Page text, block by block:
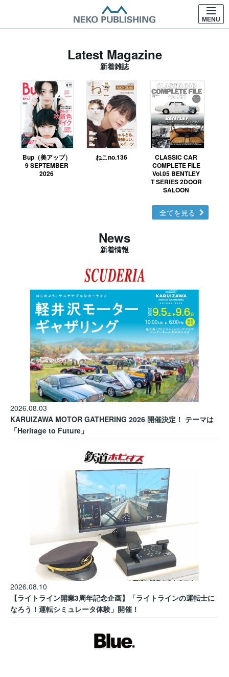
MENU
Latest Magazine
新着雑誌
Bup（美アップ）
9 SEPTEMBER
2026
ねこno.136
CLASSIC CAR
COMPLETE FILE
Vol.05 BENTLEY
T SERIES 2DOOR
SALOON
全てを見る
News
新着情報
2026.08.03
KARUIZAWA MOTOR GATHERING 2026 開催決定！ テーマは
「Heritage to Future」
2026.08.10
【ライトライン開業3周年記念企画】「ライトラインの運転士に
なろう！運転シミュレータ体験」開催！